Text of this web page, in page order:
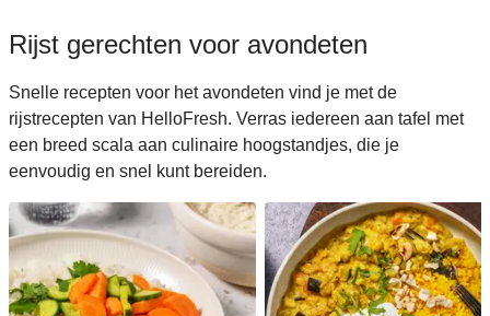
Rijst gerechten voor avondeten
Snelle recepten voor het avondeten vind je met de
rijstrecepten van HelloFresh. Verras iedereen aan tafel met
een breed scala aan culinaire hoogstandjes, die je
eenvoudig en snel kunt bereiden.